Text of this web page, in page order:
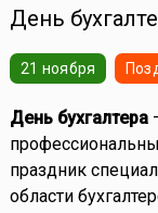
День
21 ноября
День бухгалтера
праздник
области